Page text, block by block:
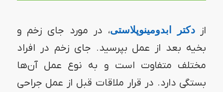
ازدکتر ابدومینوپلاستی، در مورد جای زخم و
بخیه بعد از عمل بپرسید. جای زخم در افراد
مختلف متفاوت است و به نوع عمل آن‌ها
بستگی دارد. در قرار ملاقات قبل از عمل جراحی